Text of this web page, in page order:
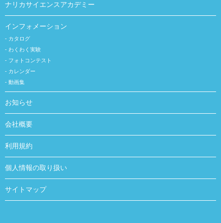
ナリカサイエンスアカデミー
インフォメーション
カタログ
わくわく実験
フォトコンテスト
カレンダー
動画集
お知らせ
会社概要
利用規約
個人情報の取り扱い
サイトマップ